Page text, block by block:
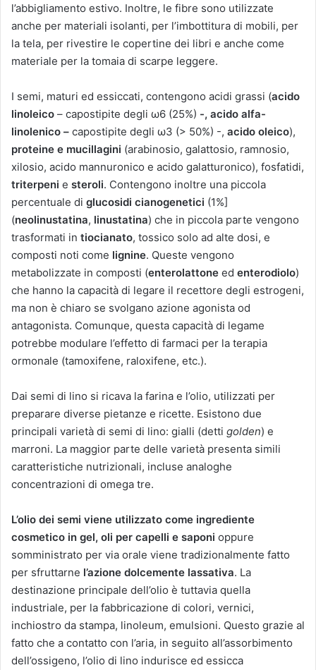
l’abbigliamento estivo. Inoltre, le fibre sono utilizzate
anche per materiali isolanti, per l’imbottitura di mobili, per
la tela, per rivestire le copertine dei libri e anche come
materiale per la tomaia di scarpe leggere.
I semi, maturi ed essiccati, contengono acidi grassi (acido
linoleico – capostipite degli ω6 (25%) -, acido alfa-
linolenico – capostipite degli ω3 (> 50%) -, acido oleico),
proteine e mucillagini (arabinosio, galattosio, ramnosio,
xilosio, acido mannuronico e acido galatturonico), fosfatidi,
triterpeni e steroli. Contengono inoltre una piccola
percentuale di glucosidi cianogenetici (1%]
(neolinustatina, linustatina) che in piccola parte vengono
trasformati in tiocianato, tossico solo ad alte dosi, e
composti noti come lignine. Queste vengono
metabolizzate in composti (enterolattone ed enterodiolo)
che hanno la capacità di legare il recettore degli estrogeni,
ma non è chiaro se svolgano azione agonista od
antagonista. Comunque, questa capacità di legame
potrebbe modulare l’effetto di farmaci per la terapia
ormonale (tamoxifene, raloxifene, etc.).
Dai semi di lino si ricava la farina e l’olio, utilizzati per
preparare diverse pietanze e ricette. Esistono due
principali varietà di semi di lino: gialli (detti golden) e
marroni. La maggior parte delle varietà presenta simili
caratteristiche nutrizionali, incluse analoghe
concentrazioni di omega tre.
L’olio dei semi viene utilizzato come ingrediente
cosmetico in gel, oli per capelli e saponi oppure
somministrato per via orale viene tradizionalmente fatto
per sfruttarne l’azione dolcemente lassativa. La
destinazione principale dell’olio è tuttavia quella
industriale, per la fabbricazione di colori, vernici,
inchiostro da stampa, linoleum, emulsioni. Questo grazie al
fatto che a contatto con l’aria, in seguito all’assorbimento
dell’ossigeno, l’olio di lino indurisce ed essicca